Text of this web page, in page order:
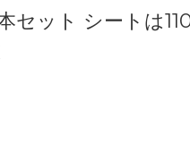
セット シートは